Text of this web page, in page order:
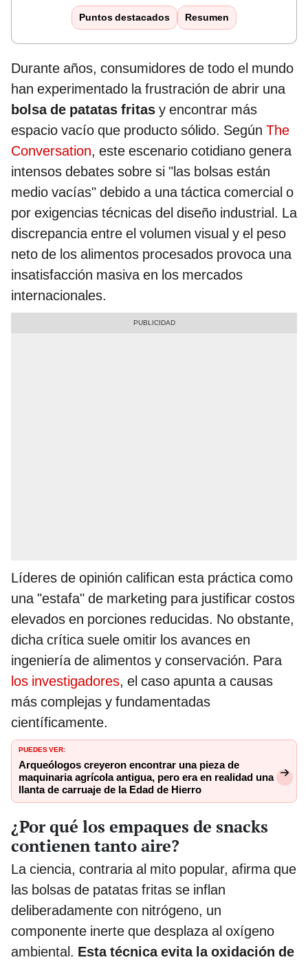
Puntos destacados Resumen
Durante años, consumidores de todo el mundo
han experimentado la frustración de abrir una
bolsa de patatas fritas y encontrar más
espacio vacío que producto sólido. Según The
Conversation, este escenario cotidiano genera
intensos debates sobre si "las bolsas están
medio vacías" debido a una táctica comercial o
por exigencias técnicas del diseño industrial. La
discrepancia entre el volumen visual y el peso
neto de los alimentos procesados provoca una
insatisfacción masiva en los mercados
internacionales.
Líderes de opinión califican esta práctica como
una "estafa" de marketing para justificar costos
elevados en porciones reducidas. No obstante,
dicha crítica suele omitir los avances en
ingeniería de alimentos y conservación. Para
los investigadores, el caso apunta a causas
más complejas y fundamentadas
científicamente.
PUEDES VER:
Arqueólogos creyeron encontrar una pieza de
maquinaria agrícola antigua, pero era en realidad una
llanta de carruaje de la Edad de Hierro
¿Por qué los empaques de snacks
contienen tanto aire?
La ciencia, contraria al mito popular, afirma que
las bolsas de patatas fritas se inflan
deliberadamente con nitrógeno, un
componente inerte que desplaza al oxígeno
ambiental. Esta técnica evita la oxidación de